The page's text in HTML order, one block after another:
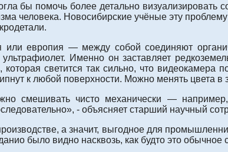
бы помочь более детально визуализировать
человека. Новосибирские учёные эту
европия — между собой соединяют
Именно он заставляет
светится так сильно, что
к любой поверхности. Можно менять цвета
смешивать чисто механически —
- объясняет старший научный
а значит, выгодное для
было видно насквозь, как будто это обычное